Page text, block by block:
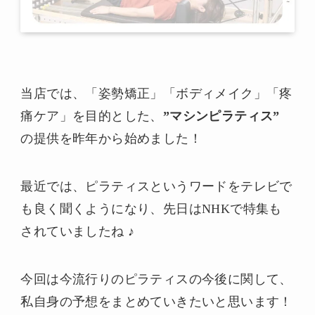
当店では、「姿勢矯正」「ボディメイク」「疼
痛ケア」を目的とした、 ”マシンピラティス”
の提供を昨年から始めました！
最近では、ピラティスというワードをテレビで
も良く聞くようになり、先日はNHKで特集も
されていましたね ♪
今回は今流行りのピラティスの今後に関して、
私自身の予想をまとめていきたいと思います！